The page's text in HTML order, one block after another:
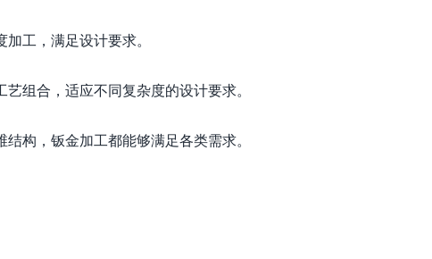
工，满足设计要求。
组合，适应不同复杂度的设计要求。
构，钣金加工都能够满足各类需求。